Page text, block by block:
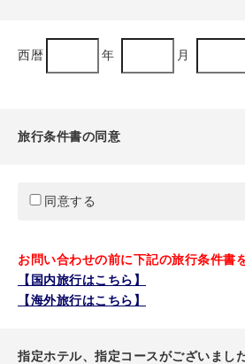
西暦 年 月
旅行条件書の同意
同意する
お問い合わせの前に下記の旅行条件書
【国内旅行はこちら】
【海外旅行はこちら】
指定ホテル、指定コースがございまし